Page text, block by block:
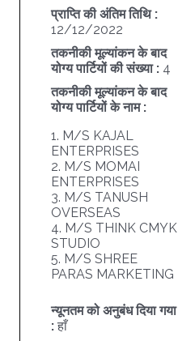
प्राप्ति की अंतिम तिथि :
12/12/2022
तकनीकी मूल्यांकन के बाद
योग्य पार्टियों की संख्या : 4
तकनीकी मूल्यांकन के बाद
योग्य पार्टियों के नाम :
1. M/S KAJAL
ENTERPRISES
2. M/S MOMAI
ENTERPRISES
3. M/S TANUSH
OVERSEAS
4. M/S THINK CMYK
STUDIO
5. M/S SHREE
PARAS MARKETING
न्यूनतम को अनुबंध दिया गया
: हाँ